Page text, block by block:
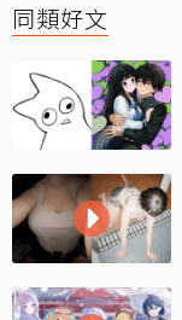
同類好文